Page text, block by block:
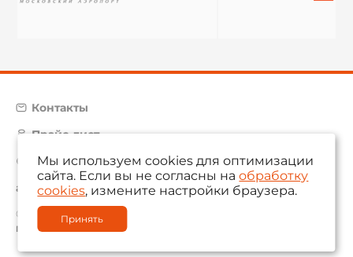
Контакты
Прайс-лист
Карта сайта
aam@aamsystems.ru
© 2004 — 2026 «AAM Systems»
Политика обработки персональных данных
Мы используем cookies для оптимизации
сайта. Если вы не согласны наобработку
cookies, измените настройки браузера.
Принять